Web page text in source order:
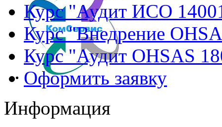
Курс "Аудит ИСО
Курс "Внедрение
Курс "Аудит OHSAS
Оформить заявку
Информация